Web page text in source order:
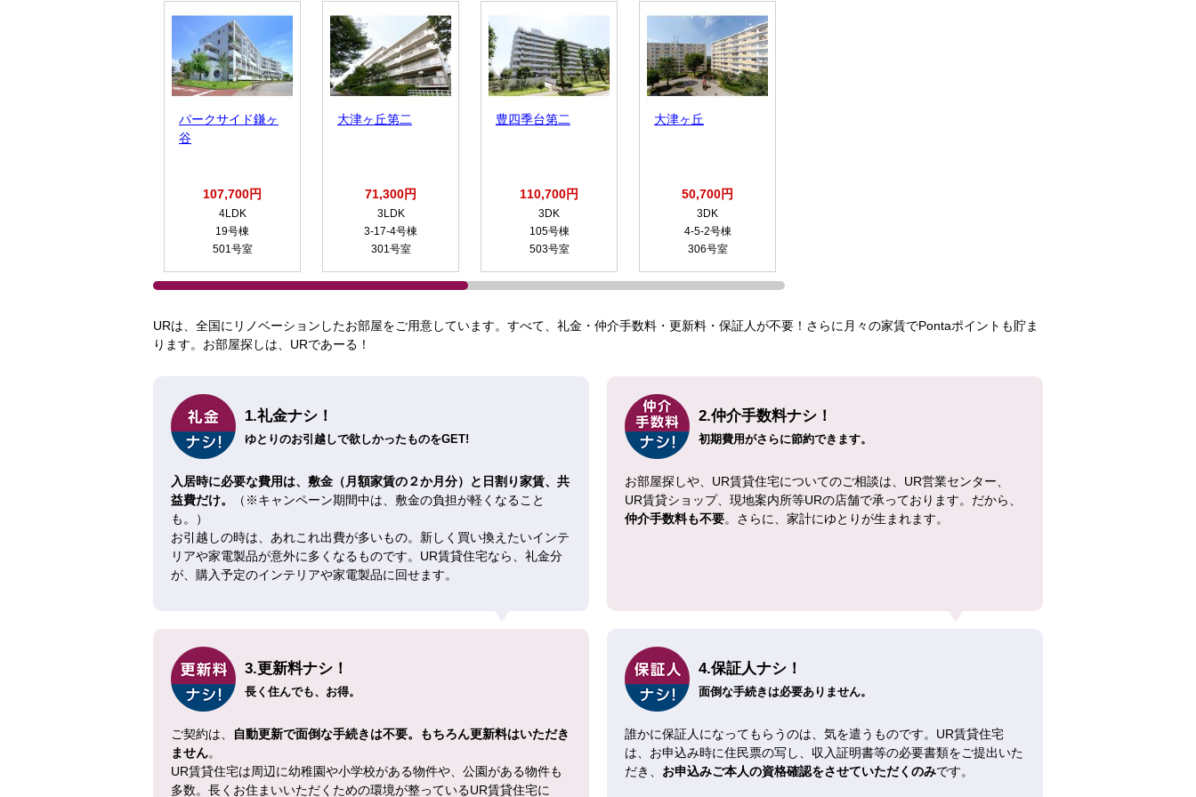
パークサイド鎌ヶ
谷
107,700円
4LDK
19号棟
501号室
大津ヶ丘第二
71,300円
3LDK
3-17-4号棟
301号室
豊四季台第二
110,700円
3DK
105号棟
503号室
大津ヶ丘
50,700円
3DK
4-5-2号棟
306号室
URは、全国にリノベーションしたお部屋をご用意しています。すべて、礼金・仲介手数料・更新料・保証人が不要！さらに月々の家賃でPontaポイントも貯ま
ります。お部屋探しは、URであーる！
1.礼金ナシ！
ゆとりのお引越しで欲しかったものをGET!
入居時に必要な費用は、敷金（月額家賃の２か月分）と日割り家賃、共
益費だけ。
（※キャンペーン期間中は、敷金の負担が軽くなること
も。）
お引越しの時は、あれこれ出費が多いもの。新しく買い換えたいインテ
リアや家電製品が意外に多くなるものです。UR賃貸住宅なら、礼金分
が、購入予定のインテリアや家電製品に回せます。
2.仲介手数料ナシ！
初期費用がさらに節約できます。
お部屋探しや、UR賃貸住宅についてのご相談は、UR営業センター、
UR賃貸ショップ、現地案内所等URの店舗で承っております。だから、
仲介手数料も不要。さらに、家計にゆとりが生まれます。
3.更新料ナシ！
長く住んでも、お得。
ご契約は、
自動更新で面倒な手続きは不要。もちろん更新料はいただき
ません。
UR賃貸住宅は周辺に幼稚園や小学校がある物件や、公園がある物件も
多数。長くお住まいいただくための環境が整っているUR賃貸住宅に
4.保証人ナシ！
面倒な手続きは必要ありません。
誰かに保証人になってもらうのは、気を遣うものです。UR賃貸住宅
は、お申込み時に住民票の写し、収入証明書等の必要書類をご提出いた
だき、 お申込みご本人の資格確認をさせていただくのみです。